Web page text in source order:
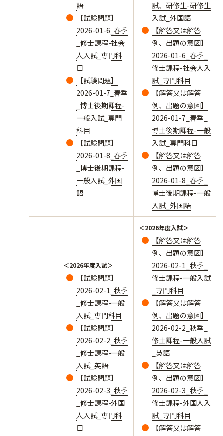
語
【試験問題】
2026-01-6_春季
_修士課程-社会
人入試_専門科
目
【試験問題】
2026-01-7_春季
_博士後期課程-
一般入試_専門
科目
【試験問題】
2026-01-8_春季
_博士後期課程-
一般入試_外国
語
試、研修生-研修生
入試_外国語
【解答又は解答
例、出題の意図】
2026-01-6_春季_
修士課程-社会人入
試_専門科目
【解答又は解答
例、出題の意図】
2026-01-7_春季_
博士後期課程-一般
入試_専門科目
【解答又は解答
例、出題の意図】
2026-01-8_春季_
博士後期課程-一般
入試_外国語
＜2026年度入試＞
【試験問題】
2026-02-1_秋季
_修士課程-一般
入試_専門科目
【試験問題】
2026-02-2_秋季
_修士課程-一般
入試_英語
【試験問題】
2026-02-3_秋季
_修士課程-外国
人入試_専門科
目
＜2026年度入試＞
【解答又は解答
例、出題の意図】
2026-02-1_秋季_
修士課程-一般入試
_専門科目
【解答又は解答
例、出題の意図】
2026-02-2_秋季_
修士課程-一般入試
_英語
【解答又は解答
例、出題の意図】
2026-02-3_秋季_
修士課程-外国人入
試_専門科目
【解答又は解答